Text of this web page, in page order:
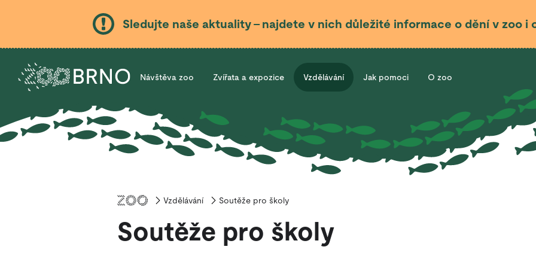
Sledujte naše aktuality – najdete v nich důležité informace o dění v zoo i
Návštěva zoo Zvířata a expozice Vzdělávání Jak pomoci O zoo
Úvod
Vzdělávání Soutěže pro školy
Soutěže pro školy